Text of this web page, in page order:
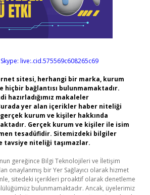
Skype: live:.cid.575569c608265c69
sitesi, herhangi bir marka, kurum
hiçbir bağlantısı bulunmamaktadır.
hazırladığımız makaleler
yer alan içerikler haber niteliği
kurum ve kişiler hakkında
Gerçek kurum ve kişiler ile isim
tesadüfidir. Sitemizdeki bilgiler
tavsiye niteliği taşımazlar.
gereğince Bilgi Teknolojileri ve İletişim
onaylanmış bir Yer Sağlayıcı olarak hizmet
sitedeki içerikleri proaktif olarak denetleme
bulunmamaktadır. Ancak, üyelerimiz